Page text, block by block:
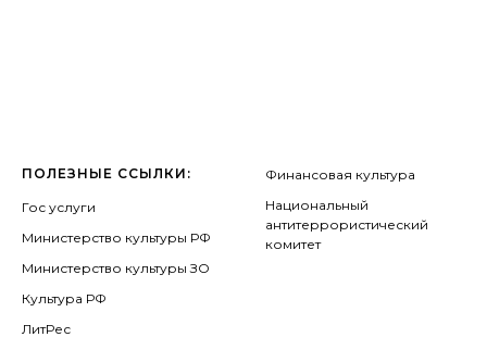
ПОЛЕЗНЫЕ ССЫЛКИ:
Гос услуги
Министерство культуры РФ
Министерство культуры ЗО
Культура РФ
ЛитРес
Финансовая культура
Национальный
антитеррористический
комитет